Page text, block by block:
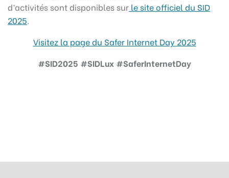
d’activités sont disponibles sur le site officiel du SID
2025.
Visitez la page du Safer Internet Day 2025
#SID2025 #SIDLux #SaferInternetDay